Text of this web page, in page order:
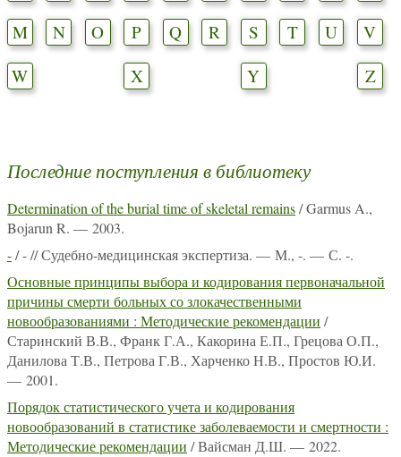
M
N O P Q R S T U
V
W
X Y Z
Последние поступления в библиотеку
Determination of the burial time of skeletal remains/ Garmus A.,
Bojarun R. — 2003.
-/ - // Судебно-медицинская экспертиза. — М., -. — С. -.
Основные принципы выбора и кодирования первоначальной
причины смерти больных со злокачественными
новообразованиями : Методические рекомендации /
Старинский В.В., Франк Г.А., Какорина Е.П., Грецова О.П.,
Данилова Т.В., Петрова Г.В., Харченко Н.В., Простов Ю.И.
— 2001.
Порядок статистического учета и кодирования
новообразований в статистике заболеваемости и смертности :
Методические рекомендации / Вайсман Д.Ш. — 2022.